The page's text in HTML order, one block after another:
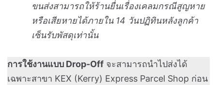
ขนส่งสามารถให้ร้านยื่นเรื่องเคลมกรณีสูญหาย
หรือเสียหายได้ภายใน 14 วันปฏิทินหลังลูกค้า
เซ็นรับพัสดุเท่านั้น
การใช้งานแบบ Drop-Off จะสามารถนำไปส่งได้
เฉพาะสาขา KEX (Kerry) Express Parcel Shop ก่อน